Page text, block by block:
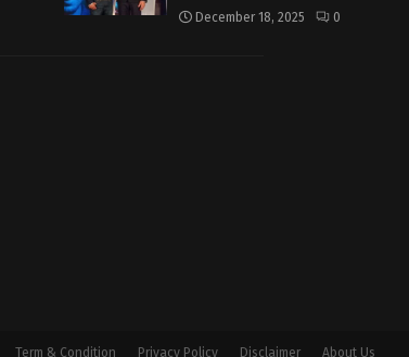
December 18, 2025 0
Term & Condition Privacy Policy Disclaimer About Us